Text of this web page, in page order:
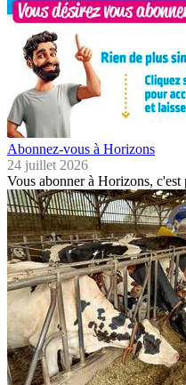
Abonnez-vous à Horizons
24 juillet 2026
Vous abonner à Horizons,